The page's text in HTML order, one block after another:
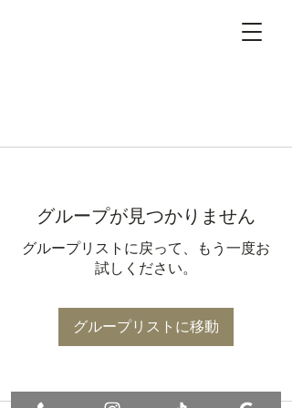
グループが見つかりません
グループリストに戻って、もう一度お
試しください。
グループリストに移動